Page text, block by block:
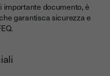
documento, è
garantisca sicurezza e